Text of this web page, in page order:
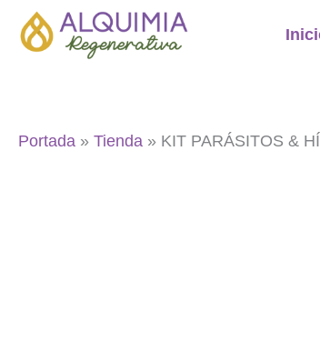
Portada » Tienda » KIT PARÁSITOS &